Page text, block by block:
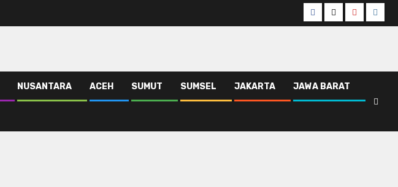
Facebook
TwitterYoutube
NUSANTARA ACEH SUMUT SUMSEL JAKARTA JAWA BARAT